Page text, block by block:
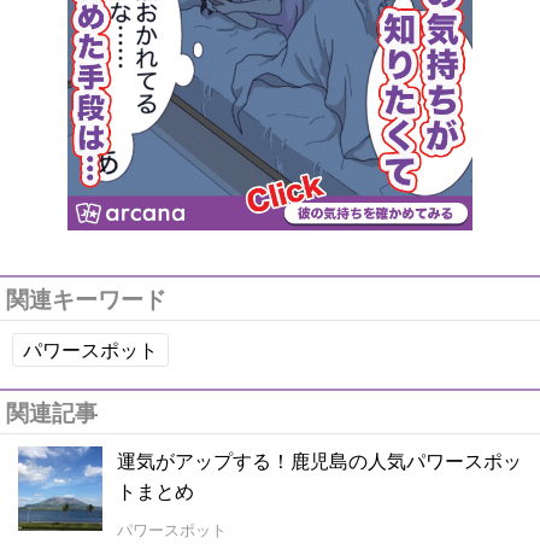
関連キーワード
パワースポット
関連記事
運気がアップする！鹿児島の人気パワースポッ
トまとめ
パワースポット